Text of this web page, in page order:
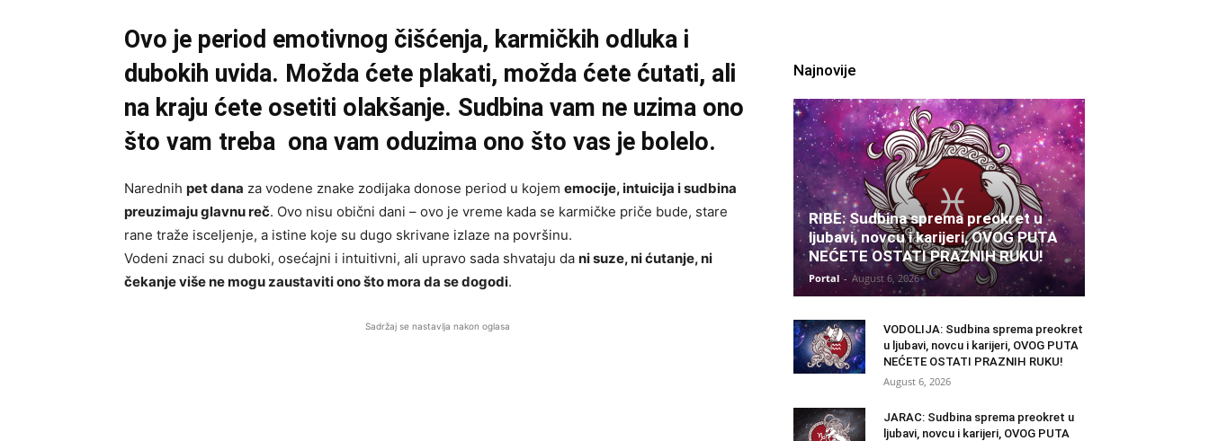
Ovo je period emotivnog čišćenja, karmičkih odluka i
dubokih uvida. Možda ćete plakati, možda ćete ćutati, ali
na kraju ćete osetiti olakšanje. Sudbina vam ne uzima ono
što vam treba ona vam oduzima ono što vas je bolelo.
Narednih pet dana za vodene znake zodijaka donose period u kojem emocije, intuicija i sudbina
preuzimaju glavnu reč. Ovo nisu obični dani – ovo je vreme kada se karmičke priče bude, stare
rane traže isceljenje, a istine koje su dugo skrivane izlaze na površinu.
Vodeni znaci su duboki, osećajni i intuitivni, ali upravo sada shvataju da ni suze, ni ćutanje, ni
čekanje više ne mogu zaustaviti ono što mora da se dogodi.
Sadržaj se nastavlja nakon oglasa
Najnovije
RIBE: Sudbina sprema preokret u
ljubavi, novcu i karijeri, OVOG PUTA
NEĆETE OSTATI PRAZNIH RUKU!
Portal - August 6, 2026
VODOLIJA: Sudbina sprema preokret
u ljubavi, novcu i karijeri, OVOG PUTA
NEĆETE OSTATI PRAZNIH RUKU!
August 6, 2026
JARAC: Sudbina sprema preokret u
ljubavi, novcu i karijeri, OVOG PUTA